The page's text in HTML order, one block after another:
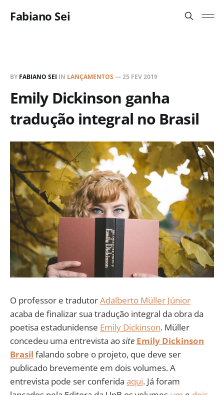
Fabiano Sei
BY FABIANO SEI IN LANÇAMENTOS —25 FEV 2019
Emily Dickinson ganha
tradução integral no Brasil
O professor e tradutorAdalberto Müller Júnior
acaba de finalizar sua tradução integral da obra da
poetisa estadunidense Emily Dickinson. Müller
concedeu uma entrevista aosite Emily Dickinson
Brasil falando sobre o projeto, que deve ser
publicado brevemente em dois volumes. A
entrevista pode ser conferida aqui. Já foram